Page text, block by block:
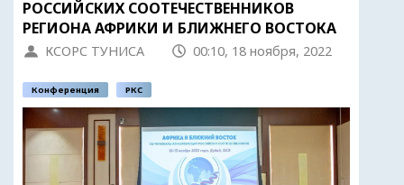
РОССИЙСКИХ СООТЕЧЕСТВЕННИКОВ
РЕГИОНА АФРИКИ И БЛИЖНЕГО ВОСТОКА
КСОРС ТУНИСА 00:10, 18 ноября, 2022
Конференция РКС